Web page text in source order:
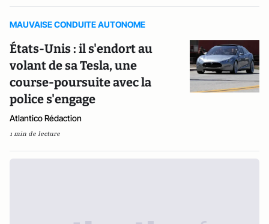
MAUVAISE CONDUITE AUTONOME
États-Unis : il s'endort au
volant de sa Tesla, une
course-poursuite avec la
police s'engage
Atlantico Rédaction
1 min de lecture